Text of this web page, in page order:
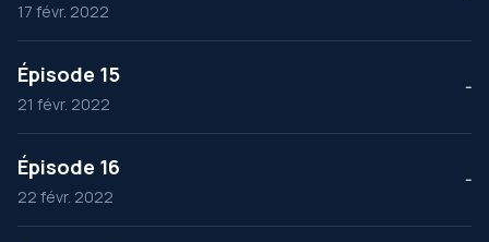
17 févr. 2022
Épisode 15
21 févr. 2022
--
Épisode 16
22 févr. 2022
--